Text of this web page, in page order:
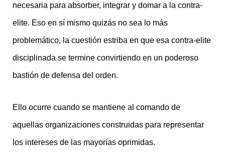
necesaria para absorber, integrar y domar a la contra-
elite. Eso en sí mismo quizás no sea lo más
problemático, la cuestión estriba en que esa contra-elite
disciplinada se termine convirtiendo en un poderoso
bastión de defensa del orden.
Ello ocurre cuando se mantiene al comando de
aquellas organizaciones construidas para representar
los intereses de las mayorías oprimidas.